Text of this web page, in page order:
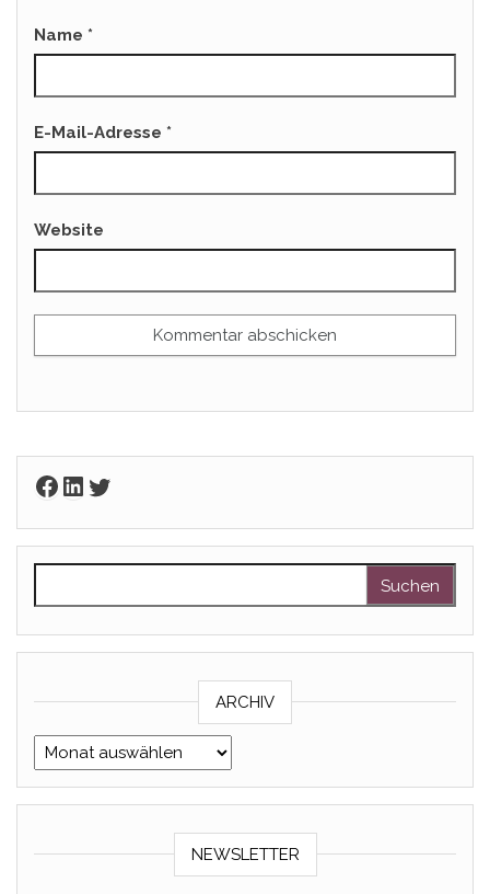
Name *
E-Mail-Adresse *
Website
Facebook
LinkedIn
Twitter
ARCHIV
Archiv
NEWSLETTER